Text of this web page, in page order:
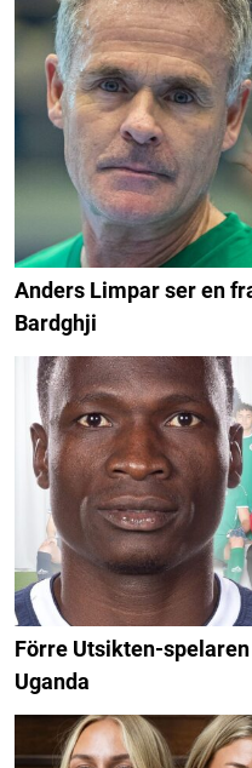
Anders Limpar ser en
Bardghji
Förre Utsikten-
Uganda